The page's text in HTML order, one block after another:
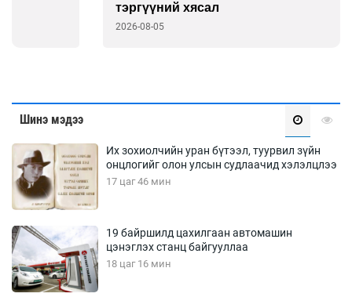
тэргүүний хясал
Шинэ мэдээ
Их зохиолчийн уран бүтээл, туурвил зүйн
онцлогийг олон улсын судлаачид хэлэлцлээ
17 цаг 46 мин
19 байршилд цахилгаан автомашин
цэнэглэх станц байгууллаа
18 цаг 16 мин